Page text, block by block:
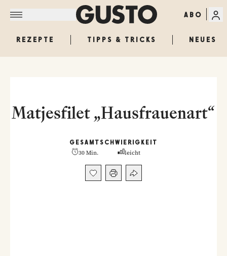
ABO
REZEPTE TIPPS & TRICKS NEUES
Matjesfilet „Hausfrauenart“
GESAMT
30 Min.
SCHWIERIGKEIT
leicht